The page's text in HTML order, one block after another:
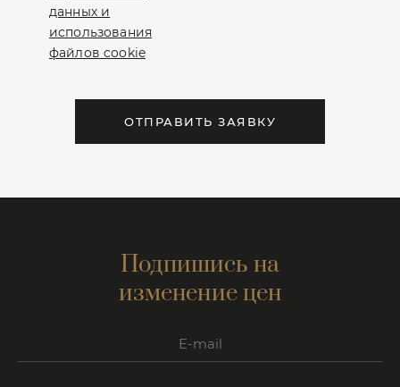
данных и
использования
файлов cookie
ОТПРАВИТЬ ЗАЯВКУ
Подпишись на
изменение цен